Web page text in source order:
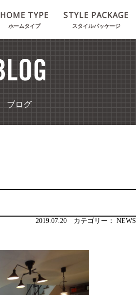
HOME TYPE
ホームタイプ
STYLE PACKAGE
スタイルパッケージ
ブログ
2019.07.20 カテゴリー： NEWS